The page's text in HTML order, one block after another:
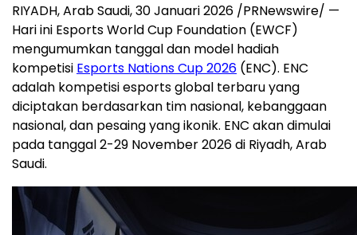
RIYADH, Arab Saudi,30 Januari 2026 /PRNewswire/ —
Hari ini Esports World Cup Foundation (EWCF)
mengumumkan tanggal dan model hadiah
kompetisi Esports Nations Cup 2026 (ENC). ENC
adalah kompetisi esports global terbaru yang
diciptakan berdasarkan tim nasional, kebanggaan
nasional, dan pesaing yang ikonik. ENC akan dimulai
pada tanggal 2-29 November 2026 di Riyadh, Arab
Saudi.